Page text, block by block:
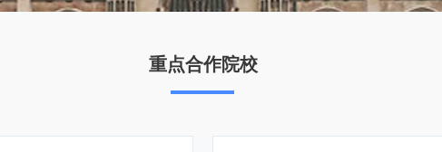
重点合作院校